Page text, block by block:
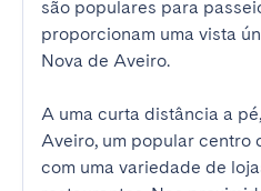
são populares para
proporcionam uma vista
Nova de Aveiro.
A uma curta distância a
Aveiro, um popular centro
com uma variedade de